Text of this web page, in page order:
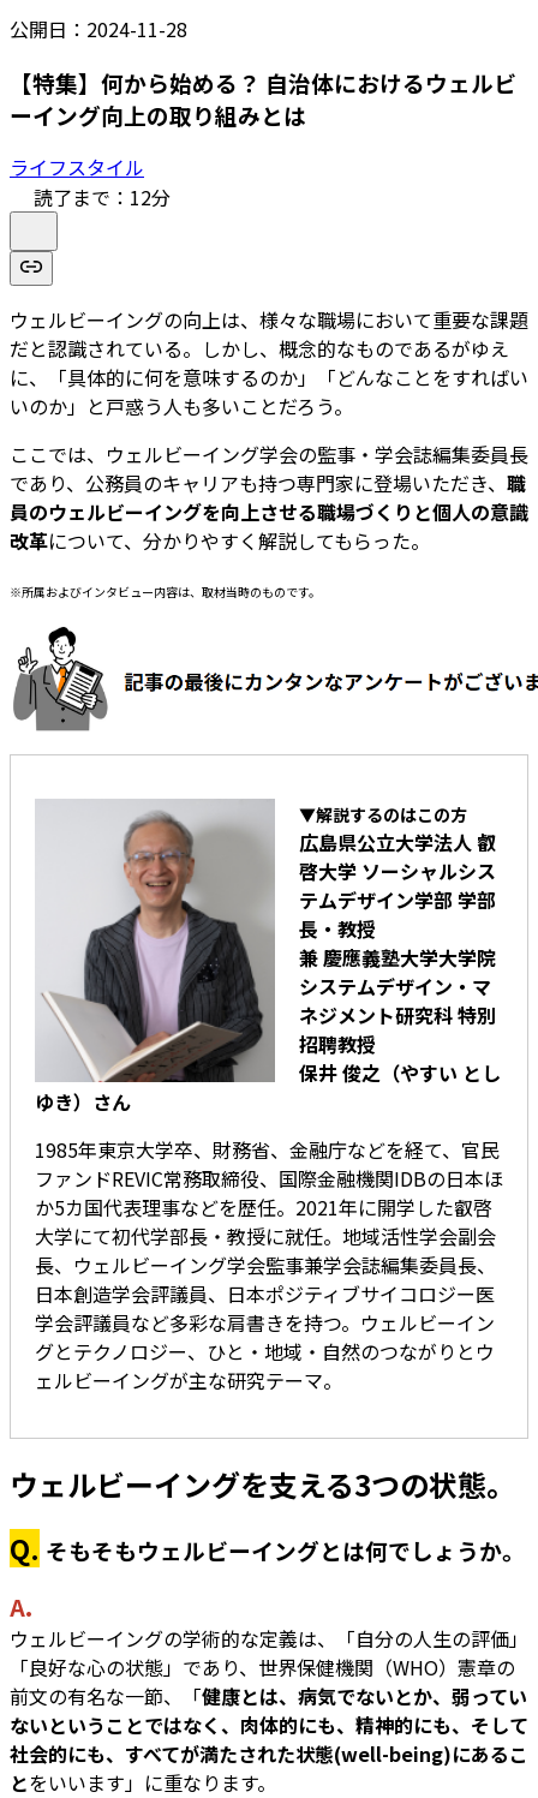
公開日： 2024-11-28
【特集】何から始める？ 自治体におけるウェルビ
ーイング向上の取り組みとは
ライフスタイル
読了まで： 12分
ウェルビーイングの向上は、様々な職場において重要な課題
だと認識されている。しかし、概念的なものであるがゆえ
に、「具体的に何を意味するのか」「どんなことをすればい
いのか」と戸惑う人も多いことだろう。
ここでは、ウェルビーイング学会の監事・学会誌編集委員長
であり、公務員のキャリアも持つ専門家に登場いただき、 職
員のウェルビーイングを向上させる職場づくりと個人の意識
改革について、分かりやすく解説してもらった。
※所属およびインタビュー内容は、取材当時のものです。
▼解説するのはこの方
広島県公立大学法人 叡
啓大学 ソーシャルシス
テムデザイン学部 学部
長・教授
兼 慶應義塾大学大学院
システムデザイン・マ
ネジメント研究科 特別
招聘教授
保井 俊之（やすい とし
ゆき）さん
1985年東京大学卒、財務省、金融庁などを経て、官民
ファンドREVIC常務取締役、国際金融機関IDBの日本ほ
か5カ国代表理事などを歴任。2021年に開学した叡啓
大学にて初代学部長・教授に就任。地域活性学会副会
長、ウェルビーイング学会監事兼学会誌編集委員長、
日本創造学会評議員、日本ポジティブサイコロジー医
学会評議員など多彩な肩書きを持つ。ウェルビーイン
グとテクノロジー、ひと・地域・自然のつながりとウ
ェルビーイングが主な研究テーマ。
ウェルビーイングを支える3つの状態。
Q. そもそもウェルビーイングとは何でしょうか。
A.
ウェルビーイングの学術的な定義は、「自分の人生の評価」
「良好な心の状態」であり、世界保健機関（WHO）憲章の
前文の有名な一節、「健康とは、病気でないとか、弱ってい
ないということではなく、肉体的にも、精神的にも、そして
社会的にも、すべてが満たされた状態(well-being)にあるこ
とをいいます」に重なります。